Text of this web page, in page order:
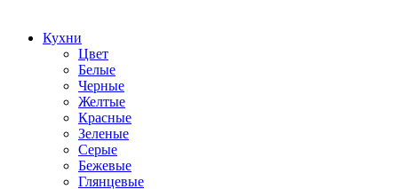
Кухни
Цвет
Белые
Черные
Желтые
Красные
Зеленые
Серые
Бежевые
Глянцевые